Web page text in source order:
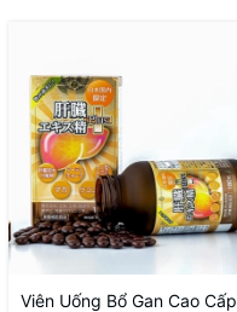
Viên Uống Bổ Gan Cao Cấp